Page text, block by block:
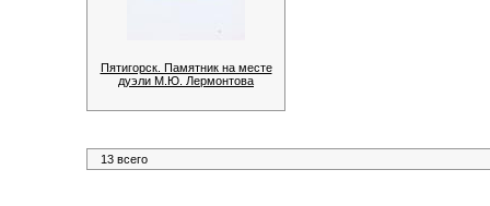
Пятигорск. Памятник на месте
дуэли М.Ю. Лермонтова
13 всего